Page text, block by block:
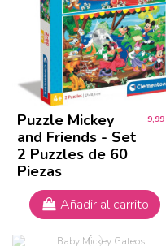
Puzzle Mickey
and Friends - Set
2 Puzzles de 60
Piezas
Añadir al carrito